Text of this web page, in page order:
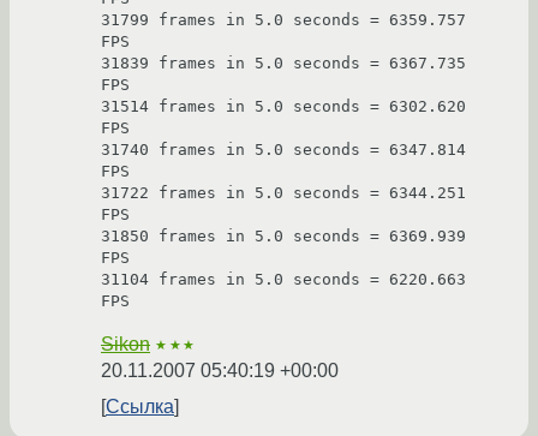
31799 frames in 5.0 seconds = 6359.757
FPS
31839 frames in 5.0 seconds = 6367.735
FPS
31514 frames in 5.0 seconds = 6302.620
FPS
31740 frames in 5.0 seconds = 6347.814
FPS
31722 frames in 5.0 seconds = 6344.251
FPS
31850 frames in 5.0 seconds = 6369.939
FPS
31104 frames in 5.0 seconds = 6220.663
Sikon ★★★
20.11.2007 05:40:19 +00:00
Ссылка